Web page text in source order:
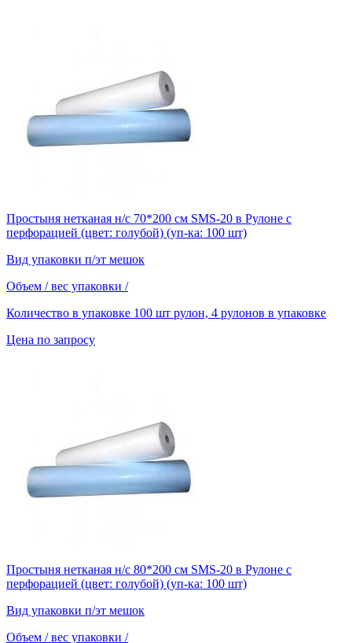
Простыня нетканая н/с 70*200 см SMS-20 в Рулоне с
перфорацией (цвет: голубой) (уп-ка: 100 шт)
Вид упаковки п/эт мешок
Объем / вес упаковки /
Количество в упаковке 100 шт рулон, 4 рулонов в упаковке
Цена по запросу
Простыня нетканая н/с 80*200 см SMS-20 в Рулоне с
перфорацией (цвет: голубой) (уп-ка: 100 шт)
Вид упаковки п/эт мешок
Объем / вес упаковки /